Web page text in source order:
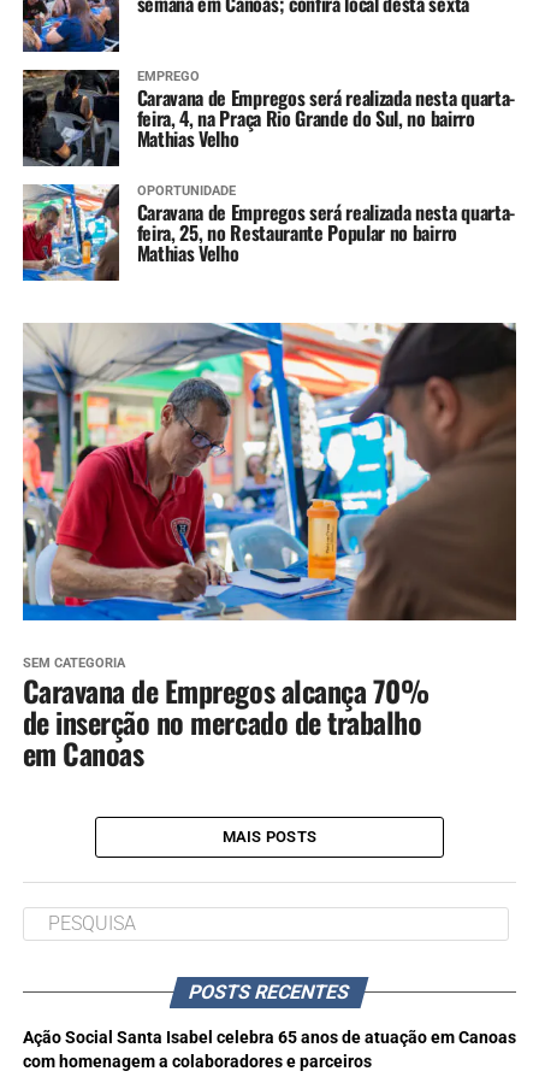
EMPREGO
Caravana de Empregos será realizada nesta quarta-
feira, 4, na Praça Rio Grande do Sul, no bairro
Mathias Velho
OPORTUNIDADE
Caravana de Empregos será realizada nesta quarta-
feira, 25, no Restaurante Popular no bairro
Mathias Velho
SEM CATEGORIA
Caravana de Empregos alcança 70%
de inserção no mercado de trabalho
em Canoas
MAIS POSTS
POSTS RECENTES
Ação Social Santa Isabel celebra 65 anos de atuação em Canoas
com homenagem a colaboradores e parceiros